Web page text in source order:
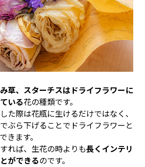
草、スターチスはドライフラワーに
いる花の種類です。
た際は花瓶に生けるだけではなく、
ぶら下げることでドライフラワーと
きます。
れば、生花の時よりも長くインテリ
ができるのです。